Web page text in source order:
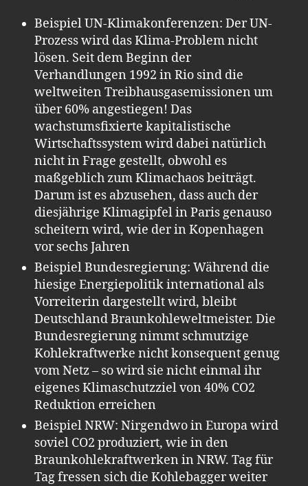
Beispiel UN-Klimakonferenzen: Der UN-
Prozess wird das Klima-Problem nicht
lösen. Seit dem Beginn der
Verhandlungen 1992 in Rio sind die
weltweiten Treibhausgasemissionen um
über 60% angestiegen! Das
wachstumsfixierte kapitalistische
Wirtschaftssystem wird dabei natürlich
nicht in Frage gestellt, obwohl es
maßgeblich zum Klimachaos beiträgt.
Darum ist es abzusehen, dass auch der
diesjährige Klimagipfel in Paris genauso
scheitern wird, wie der in Kopenhagen
vor sechs Jahren
Beispiel Bundesregierung: Während die
hiesige Energiepolitik international als
Vorreiterin dargestellt wird, bleibt
Deutschland Braunkohleweltmeister. Die
Bundesregierung nimmt schmutzige
Kohlekraftwerke nicht konsequent genug
vom Netz – so wird sie nicht einmal ihr
eigenes Klimaschutzziel von 40% CO2
Reduktion erreichen
Beispiel NRW: Nirgendwo in Europa wird
soviel CO2 produziert, wie in den
Braunkohlekraftwerken in NRW. Tag für
Tag fressen sich die Kohlebagger weiter